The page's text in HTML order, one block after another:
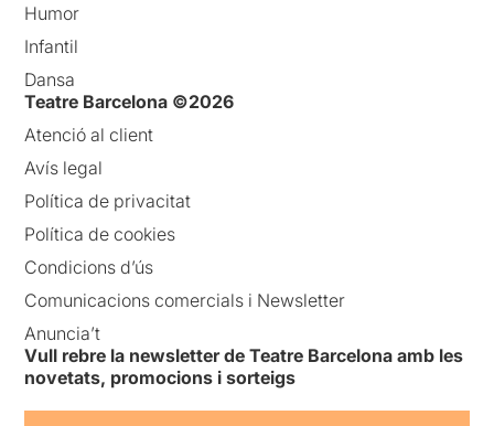
Humor
Infantil
Dansa
Teatre Barcelona ©2026
Atenció al client
Avís legal
Política de privacitat
Política de cookies
Condicions d’ús
Comunicacions comercials i Newsletter
Anuncia’t
Vull rebre la newsletter de Teatre Barcelona amb les
novetats, promocions i sorteigs